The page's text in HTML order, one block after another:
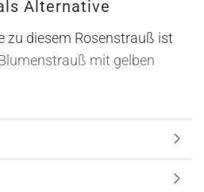
Alternative
zu diesem Rosenstrauß ist
mit gelben